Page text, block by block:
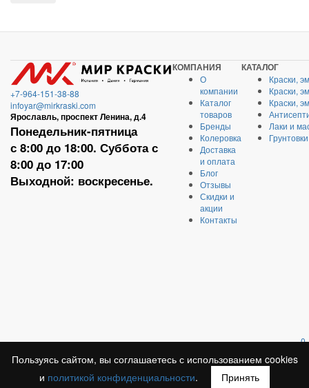
Пользуясь сайтом, вы соглашаетесь с использованием cookies
и политикой конфиденциальности. Принять
+7-964-151-38-88
infoyar@mirkraski.com
Ярославль, проспект Ленина, д.4
Понедельник-пятница
с 8:00 до 18:00. Суббота с
8:00 до 17:00
Выходной: воскресенье.
КОМПАНИЯ
О
компании
Каталог
товаров
Бренды
Колеровка
Доставка
и оплата
Блог
Отзывы
Скидки и
акции
Контакты
КАТАЛОГ
Краски,
Краски,
Краски,
Лаки и
Грунтовки
0